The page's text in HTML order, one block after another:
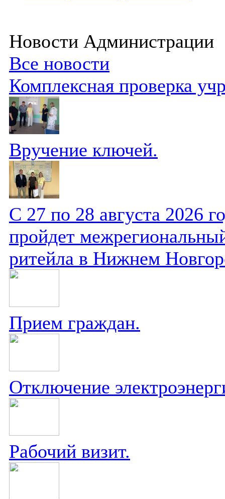
Новости Администрации
Все новости
Комплексная проверка
Вручение ключей.
С 27 по 28 августа 2026
пройдет
ритейла в Нижнем
Прием граждан.
Отключение
Рабочий визит.